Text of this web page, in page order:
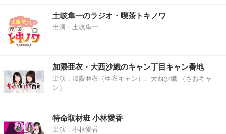
土岐隼一のラジオ・喫茶トキノワ
出演：土岐隼一
加隈亜衣・大西沙織のキャン丁目キャン番地
出演：加隈亜衣（亜衣キャン）、大西沙織 （さおキャ
ン）
特命取材班 小林愛香
出演：小林愛香